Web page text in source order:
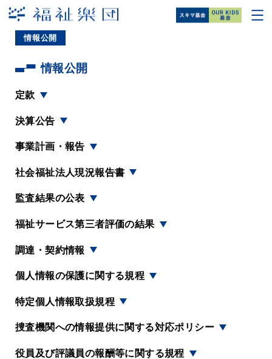
情報公開
情報公開
定款
決算公告
事業計画・報告
社会福祉法人現況報告書
監査結果の公表
福祉サービス第三者評価の結果
調達・契約情報
個人情報の保護に関する規程
特定個人情報取扱規程
捜査機関への情報提供に関する対応ポリシー
役員及び評議員の報酬等に関する規程